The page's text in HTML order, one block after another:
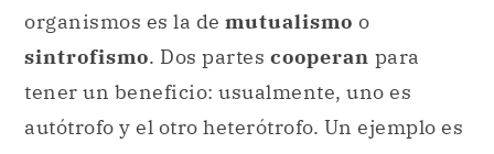
el de los herbívoros rumiantes (que tragan
su alimento y luego rumian, es decir, hacen
el proceso de digestión, como las vacas).